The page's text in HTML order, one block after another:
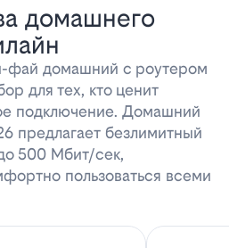
домашнего
фай домашний с роутером
для тех, кто ценит
подключение. Домашний
предлагает безлимитный
500 Мбит/сек,
пользоваться всеми